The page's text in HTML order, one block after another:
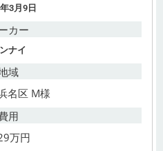
3月9日
カー
ナイ
域
名区 M様
用
万円